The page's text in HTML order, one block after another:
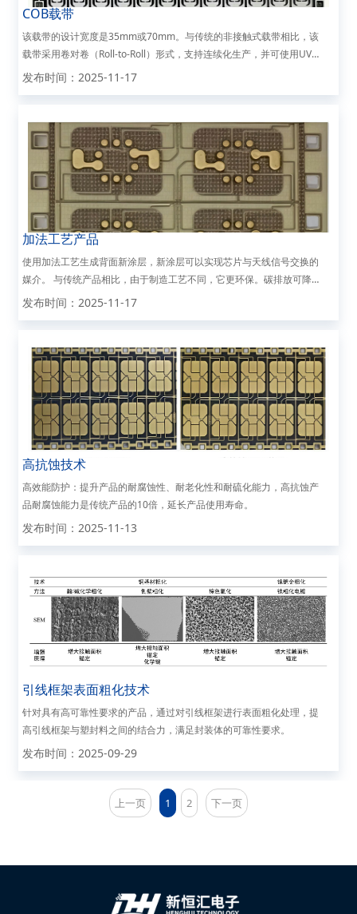
COB载带
该载带的设计宽度是35mm或70mm。与传统的非接触式载带相比，该
载带采用卷对卷（Roll-to-Roll）形式，支持连续化生产，并可使用UV
胶进行封装。这一特性显著提升了封装过程的自动化程度和作业效率，
发布时间：2025-11-17
加法工艺产品
使用加法工艺生成背面新涂层，新涂层可以实现芯片与天线信号交换的
媒介。 与传统产品相比，由于制造工艺不同，它更环保。碳排放可降
低43.5%（SGS认证）。
发布时间：2025-11-17
高抗蚀技术
高效能防护：提升产品的耐腐蚀性、耐老化性和耐硫化能力，高抗蚀产
品耐腐蚀能力是传统产品的10倍，延长产品使用寿命。
发布时间：2025-11-13
引线框架表面粗化技术
针对具有高可靠性要求的产品，通过对引线框架进行表面粗化处理，提
高引线框架与塑封料之间的结合力，满足封装体的可靠性要求。
发布时间：2025-09-29
上一页 1 2 下一页